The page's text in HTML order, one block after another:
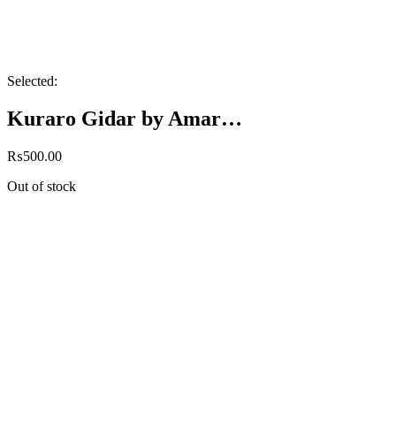
Selected:
Kuraro Gidar by Amar…
₨500.00
Out of stock